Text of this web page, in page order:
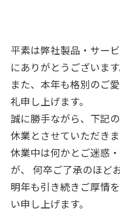
平素は弊社製品・サー
にありがとうございます
また、本年も格別のご
礼申し上げます。
誠に勝手ながら、下記
休業とさせていただきま
休業中は何かとご迷惑
が、 何卒ご了承のほど
明年も引き続きご厚情
い申し上げます。